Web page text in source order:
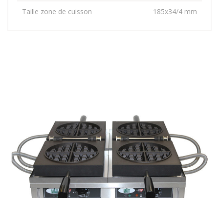
Taille zone de cuisson 185x34/4 mm